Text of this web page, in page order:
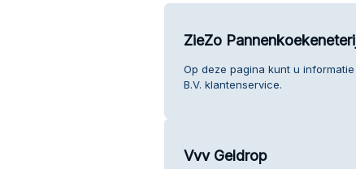
ZieZo
Op deze pagina kunt u
B.V. klantenservice.
Vvv Geldrop